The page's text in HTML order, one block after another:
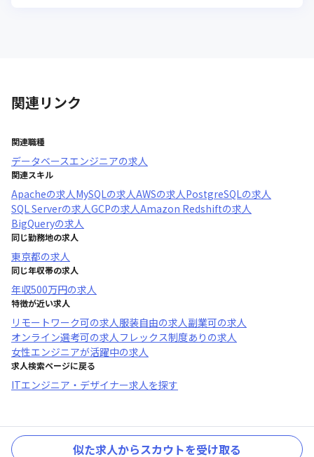
関連リンク
関連職種
データベースエンジニアの求人
関連スキル
Apacheの求人MySQLの求人AWSの求人PostgreSQLの求人
SQL Serverの求人GCPの求人Amazon Redshiftの求人
BigQueryの求人
同じ勤務地の求人
東京都の求人
同じ年収帯の求人
年収500万円の求人
特徴が近い求人
リモートワーク可の求人服装自由の求人副業可の求人
オンライン選考可の求人フレックス制度あり の求人
女性エンジニアが活躍中の求人
求人検索ページに戻る
ITエンジニア・デザイナー求人を探す
似た求人からスカウトを受け取る